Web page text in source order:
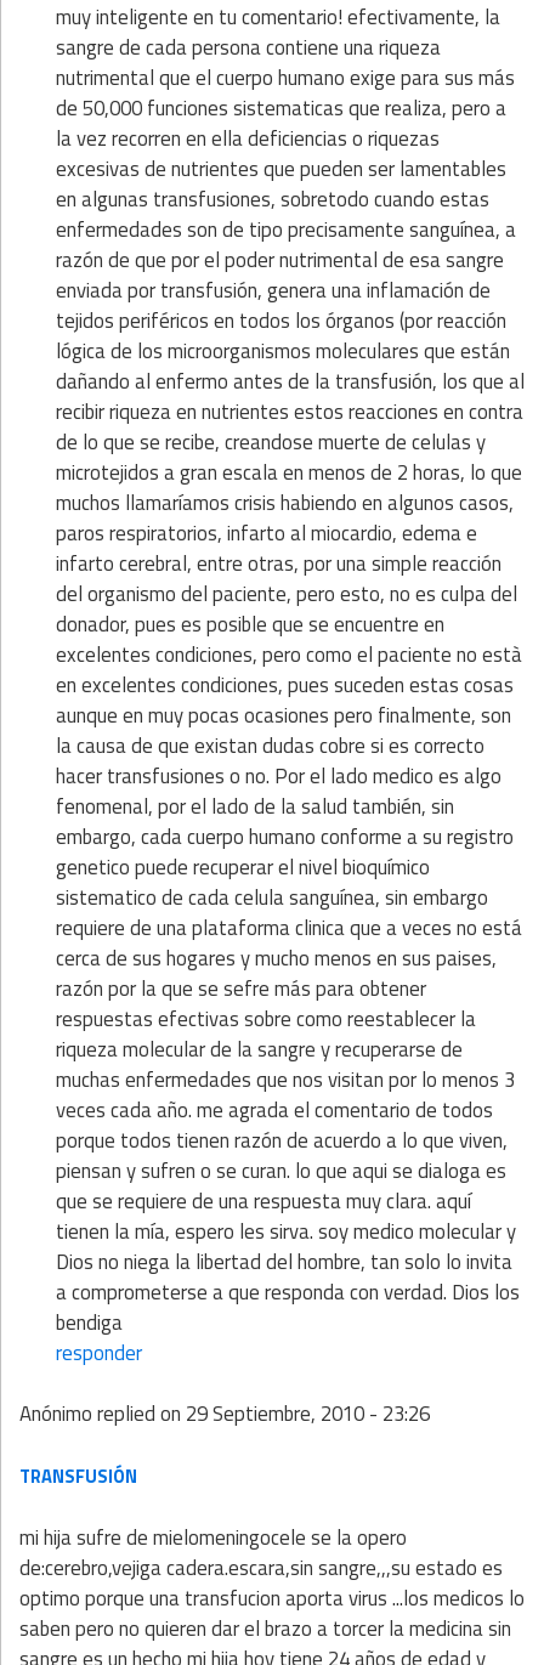
muy inteligente en tu comentario! efectivamente, la
sangre de cada persona contiene una riqueza
nutrimental que el cuerpo humano exige para sus más
de 50,000 funciones sistematicas que realiza, pero a
la vez recorren en ella deficiencias o riquezas
excesivas de nutrientes que pueden ser lamentables
en algunas transfusiones, sobretodo cuando estas
enfermedades son de tipo precisamente sanguínea, a
razón de que por el poder nutrimental de esa sangre
enviada por transfusión, genera una inflamación de
tejidos periféricos en todos los órganos (por reacción
lógica de los microorganismos moleculares que están
dañando al enfermo antes de la transfusión, los que al
recibir riqueza en nutrientes estos reacciones en contra
de lo que se recibe, creandose muerte de celulas y
microtejidos a gran escala en menos de 2 horas, lo que
muchos llamaríamos crisis habiendo en algunos casos,
paros respiratorios, infarto al miocardio, edema e
infarto cerebral, entre otras, por una simple reacción
del organismo del paciente, pero esto, no es culpa del
donador, pues es posible que se encuentre en
excelentes condiciones, pero como el paciente no està
en excelentes condiciones, pues suceden estas cosas
aunque en muy pocas ocasiones pero finalmente, son
la causa de que existan dudas cobre si es correcto
hacer transfusiones o no. Por el lado medico es algo
fenomenal, por el lado de la salud también, sin
embargo, cada cuerpo humano conforme a su registro
genetico puede recuperar el nivel bioquímico
sistematico de cada celula sanguínea, sin embargo
requiere de una plataforma clinica que a veces no está
cerca de sus hogares y mucho menos en sus paises,
razón por la que se sefre más para obtener
respuestas efectivas sobre como reestablecer la
riqueza molecular de la sangre y recuperarse de
muchas enfermedades que nos visitan por lo menos 3
veces cada año. me agrada el comentario de todos
porque todos tienen razón de acuerdo a lo que viven,
piensan y sufren o se curan. lo que aqui se dialoga es
que se requiere de una respuesta muy clara. aquí
tienen la mía, espero les sirva. soy medico molecular y
Dios no niega la libertad del hombre, tan solo lo invita
a comprometerse a que responda con verdad. Dios los
bendiga
responder
Anónimoreplied on 29 Septiembre, 2010 - 23:26
TRANSFUSIÓN
mi hija sufre de mielomeningocele se la opero
de:cerebro,vejiga cadera.escara,sin sangre,,,su estado es
optimo porque una transfucion aporta virus ...los medicos lo
saben pero no quieren dar el brazo a torcer la medicina sin
sangre es un hecho mi hija hoy tiene 24 años de edad y